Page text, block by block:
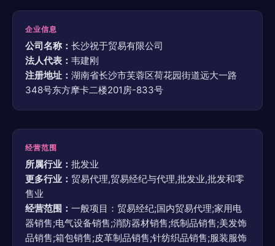
企业信息
公司名称： 长沙祝于贸易有限公司
法人代表： 韦建刚
注册地址： 湖南省长沙市芙蓉区荷花园街道远大一路
348号东方摩卡二楼201房-833号
经营范围
所属行业： 批发业
更多行业： 贸易代理,贸易经纪与代理,批发业,批发和零
售业
经营范围： 一般项目：贸易经纪;国内贸易代理;家用电
器销售;电气设备销售;消防器材销售;纸制品销售;美发饰
品销售;箱包销售;皮革制品销售;针纺织品销售;服装服饰